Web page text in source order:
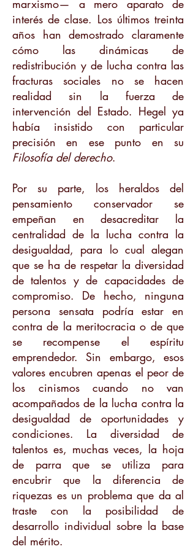
marxismo— a mero aparato de
interés de clase. Los últimos treinta
años han demostrado claramente
cómo las dinámicas de
redistribución y de lucha contra las
fracturas sociales no se hacen
realidad sin la fuerza de
intervención del Estado. Hegel ya
había insistido con particular
precisión en ese punto en su
Filosofía del derecho.
Por su parte, los heraldos del
pensamiento conservador se
empeñan en desacreditar la
centralidad de la lucha contra la
desigualdad, para lo cual alegan
que se ha de respetar la diversidad
de talentos y de capacidades de
compromiso. De hecho, ninguna
persona sensata podría estar en
contra de la meritocracia o de que
se recompense el espíritu
emprendedor. Sin embargo, esos
valores encubren apenas el peor de
los cinismos cuando no van
acompañados de la lucha contra la
desigualdad de oportunidades y
condiciones. La diversidad de
talentos es, muchas veces, la hoja
de parra que se utiliza para
encubrir que la diferencia de
riquezas es un problema que da al
traste con la posibilidad de
desarrollo individual sobre la base
del mérito.